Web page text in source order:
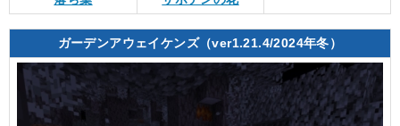
ガーデンアウェイケンズ（ver1.21.4/2024年冬）